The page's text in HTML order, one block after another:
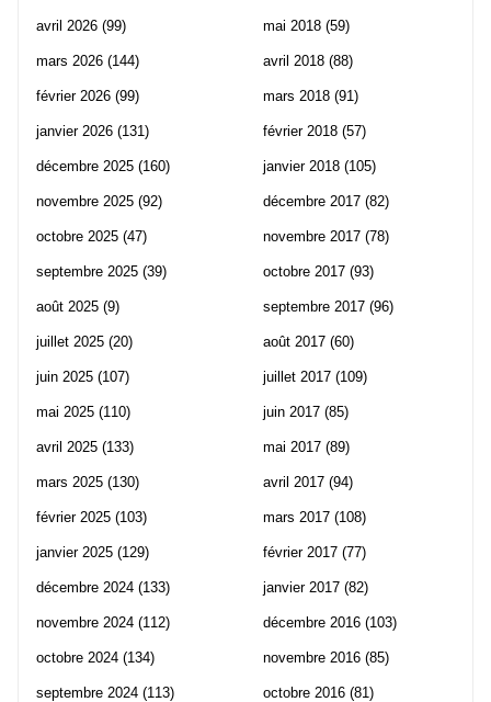
avril 2026 (99)
mars 2026 (144)
février 2026 (99)
janvier 2026 (131)
décembre 2025 (160)
novembre 2025 (92)
octobre 2025 (47)
septembre 2025 (39)
août 2025 (9)
juillet 2025 (20)
juin 2025 (107)
mai 2025 (110)
avril 2025 (133)
mars 2025 (130)
février 2025 (103)
janvier 2025 (129)
décembre 2024 (133)
novembre 2024 (112)
octobre 2024 (134)
septembre 2024 (113)
mai 2018 (59)
avril 2018 (88)
mars 2018 (91)
février 2018 (57)
janvier 2018 (105)
décembre 2017 (82)
novembre 2017 (78)
octobre 2017 (93)
septembre 2017 (96)
août 2017 (60)
juillet 2017 (109)
juin 2017 (85)
mai 2017 (89)
avril 2017 (94)
mars 2017 (108)
février 2017 (77)
janvier 2017 (82)
décembre 2016 (103)
novembre 2016 (85)
octobre 2016 (81)